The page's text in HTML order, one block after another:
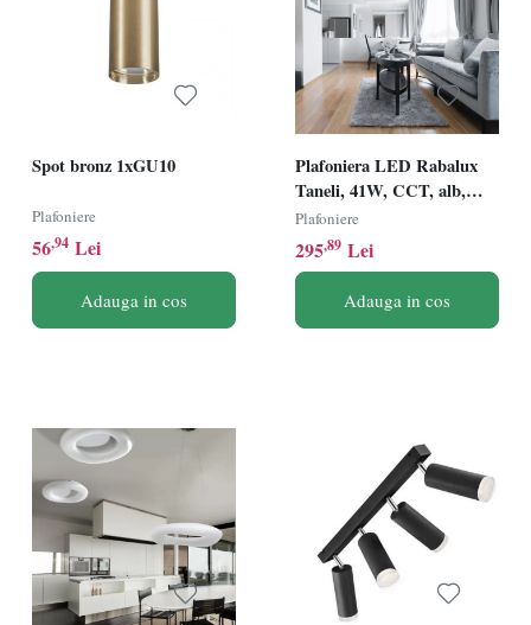
Spot bronz 1xGU10
Plafoniere
56,94 Lei
Adauga in cos
Plafoniera LED Rabalux
Taneli, 41W, CCT, alb,
dimabil, telecomanda
Plafoniere
295,89 Lei
Adauga in cos